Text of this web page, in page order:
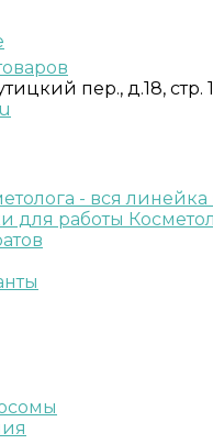
пер., д.18, стр. 1